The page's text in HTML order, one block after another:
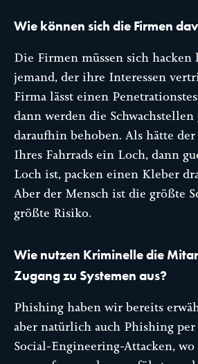
Wie können sich die Firmen
Die Firmen müssen sich hacken
jemand, der ihre Interessen
Firma lässt einen
dann werden die
daraufhin behoben. Als hätte
Ihres Fahrrads ein Loch, dann
Loch ist, packen einen Kleber
Aber der Mensch ist die größte
größte Risiko.
Wie nutzen Kriminelle die
Zugang zu Systemen aus?
Phishing haben wir bereits
aber natürlich auch Phishing
Social-Engineering-Attacken,